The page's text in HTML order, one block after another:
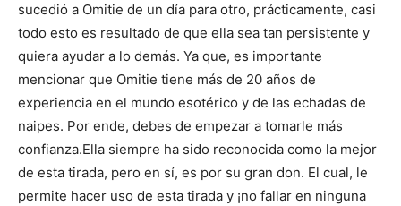
sucedió a Omitie de un día para otro, prácticamente, casi
todo esto es resultado de que ella sea tan persistente y
quiera ayudar a lo demás. Ya que, es importante
mencionar que Omitie tiene más de 20 años de
experiencia en el mundo esotérico y de las echadas de
naipes. Por ende, debes de empezar a tomarle más
confianza.Ella siempre ha sido reconocida como la mejor
de esta tirada, pero en sí, es por su gran don. El cual, le
permite hacer uso de esta tirada y ¡no fallar en ninguna